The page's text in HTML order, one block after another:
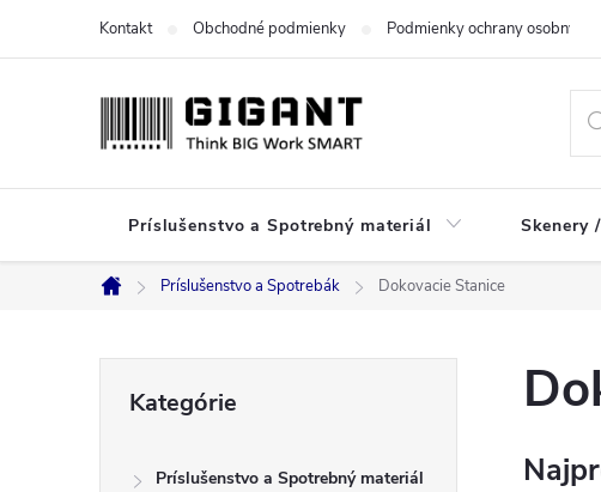
Kontakt Obchodné podmienky Podmienky ochrany osobných
Príslušenstvo a Spotrebný materiál Skenery
Domov
Príslušenstvo a Spotrebák Dokovacie Stanice
kategórie
Kategórie
Príslušenstvo a Spotrebný materiál